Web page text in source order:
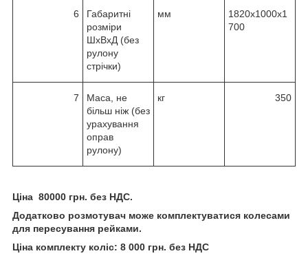
6
Габаритні
розміри
ШхВхД (без
рулону
стрічки)
мм
1820х1000х1
700
7
Маса, не
більш ніж (без
урахування
оправ
рулону)
кг 350
Ціна 80000 грн. без НДС.
Додатково розмотувач може комплектуватися колесами
для пересування рейками.
Ціна комплекту коліс: 8 000 грн. без НДС